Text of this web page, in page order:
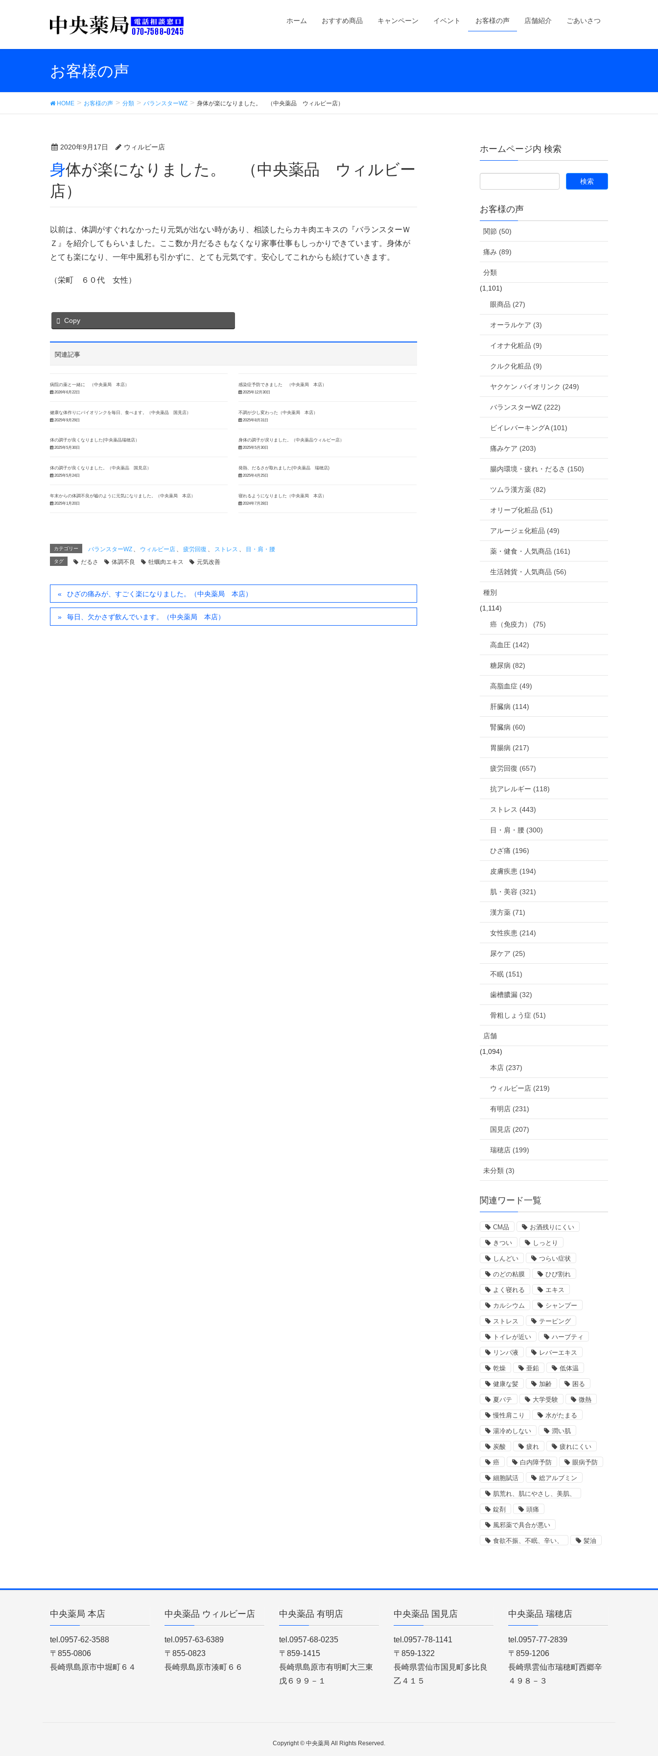
ホーム おすすめ商品 キャンペーン イベント お客様の声 店舗紹介 ごあいさつ
お客様の声
HOME お客様の声 分類 バランスターWZ 身体が楽になりました。 （中央薬品 ウィルビー店）
2020年9月17日 ウィルビー店
身体が楽になりました。 （中央薬品 ウィルビー
店）
以前は、体調がすぐれなかったり元気が出ない時があり、相談したらカキ肉エキスの『バランスターＷ
Ｚ』を紹介してもらいました。ここ数か月だるさもなくなり家事仕事もしっかりできています。身体が
とても楽になり、一年中風邪も引かずに、とても元気です。安心してこれからも続けていきます。
（栄町 ６０代 女性）
Copy
関連記事
病院の薬と一緒に （中央薬局 本店）
2026年6月22日
感染症予防できました （中央薬局 本店）
2025年12月30日
健康な体作りにバイオリンクを毎日、食べます。（中央薬品 国見店）
2025年9月29日
不調が少し変わった（中央薬局 本店）
2025年8月31日
体の調子が良くなりました(中央薬品瑞穂店）
2025年5月30日
身体の調子が戻りました。（中央薬品ウィルビー店）
2025年5月30日
体の調子が良くなりました。（中央薬品 国見店）
2025年5月24日
発熱、だるさが取れました(中央薬品 瑞穂店)
2025年4月25日
年末からの体調不良が嘘のように元気になりました。（中央薬局 本店）
2025年1月20日
寝れるようになりました（中央薬局 本店）
2024年7月28日
カテゴリー バランスターWZ ウィルビー店 疲労回復 ストレス 目・肩・腰
タグ だるさ 体調不良 牡蠣肉エキス 元気改善
ひざの痛みが、すごく楽になりました。（中央薬局 本店）
毎日、欠かさず飲んでいます。（中央薬局 本店）
ホームページ内 検索
お客様の声
関節 (50)
痛み (89)
分類
(1,101)
眼商品 (27)
オーラルケア (3)
イオナ化粧品 (9)
クルク化粧品 (9)
ヤクケン バイオリンク (249)
バランスターWZ (222)
ビイレバーキングA (101)
痛みケア (203)
腸内環境・疲れ・だるさ (150)
ツムラ漢方薬 (82)
オリーブ化粧品 (51)
アルージェ化粧品 (49)
薬・健食・人気商品 (161)
生活雑貨・人気商品 (56)
種別
(1,114)
癌（免疫力） (75)
高血圧 (142)
糖尿病 (82)
高脂血症 (49)
肝臓病 (114)
腎臓病 (60)
胃腸病 (217)
疲労回復 (657)
抗アレルギー (118)
ストレス (443)
目・肩・腰 (300)
ひざ痛 (196)
皮膚疾患 (194)
肌・美容 (321)
漢方薬 (71)
女性疾患 (214)
尿ケア (25)
不眠 (151)
歯槽膿漏 (32)
骨粗しょう症 (51)
店舗
(1,094)
本店 (237)
ウィルビー店 (219)
有明店 (231)
国見店 (207)
瑞穂店 (199)
未分類 (3)
関連ワード一覧
CM品 お酒残りにくい
きつい しっとり
しんどい つらい症状
のどの粘膜 ひび割れ
よく寝れる エキス
カルシウム シャンプー
ストレス テーピング
トイレが近い ハーブティ
リンパ液 レバーエキス
乾燥 亜鉛 低体温
健康な髪 加齢 困る
夏バテ 大学受験 微熱
慢性肩こり 水がたまる
湯冷めしない 潤い肌
炭酸 疲れ 疲れにくい
癌 白内障予防 眼病予防
細胞賦活 総アルブミン
肌荒れ、肌にやさし、美肌、
錠剤 頭痛
風邪薬で具合が悪い
食欲不振、不眠、辛い、 髪油
中央薬局 本店
tel.0957-62-3588
〒855-0806
長崎県島原市中堀町６４
中央薬品 ウィルビー店
tel.0957-63-6389
〒855-0823
長崎県島原市湊町６６
中央薬品 有明店
tel.0957-68-0235
〒859-1415
長崎県島原市有明町大三東
戊６９９－１
中央薬品 国見店
tel.0957-78-1141
〒859-1322
長崎県雲仙市国見町多比良
乙４１５
中央薬品 瑞穂店
tel.0957-77-2839
〒859-1206
長崎県雲仙市瑞穂町西郷辛
４９８－３
Copyright © 中央薬局 All Rights Reserved.